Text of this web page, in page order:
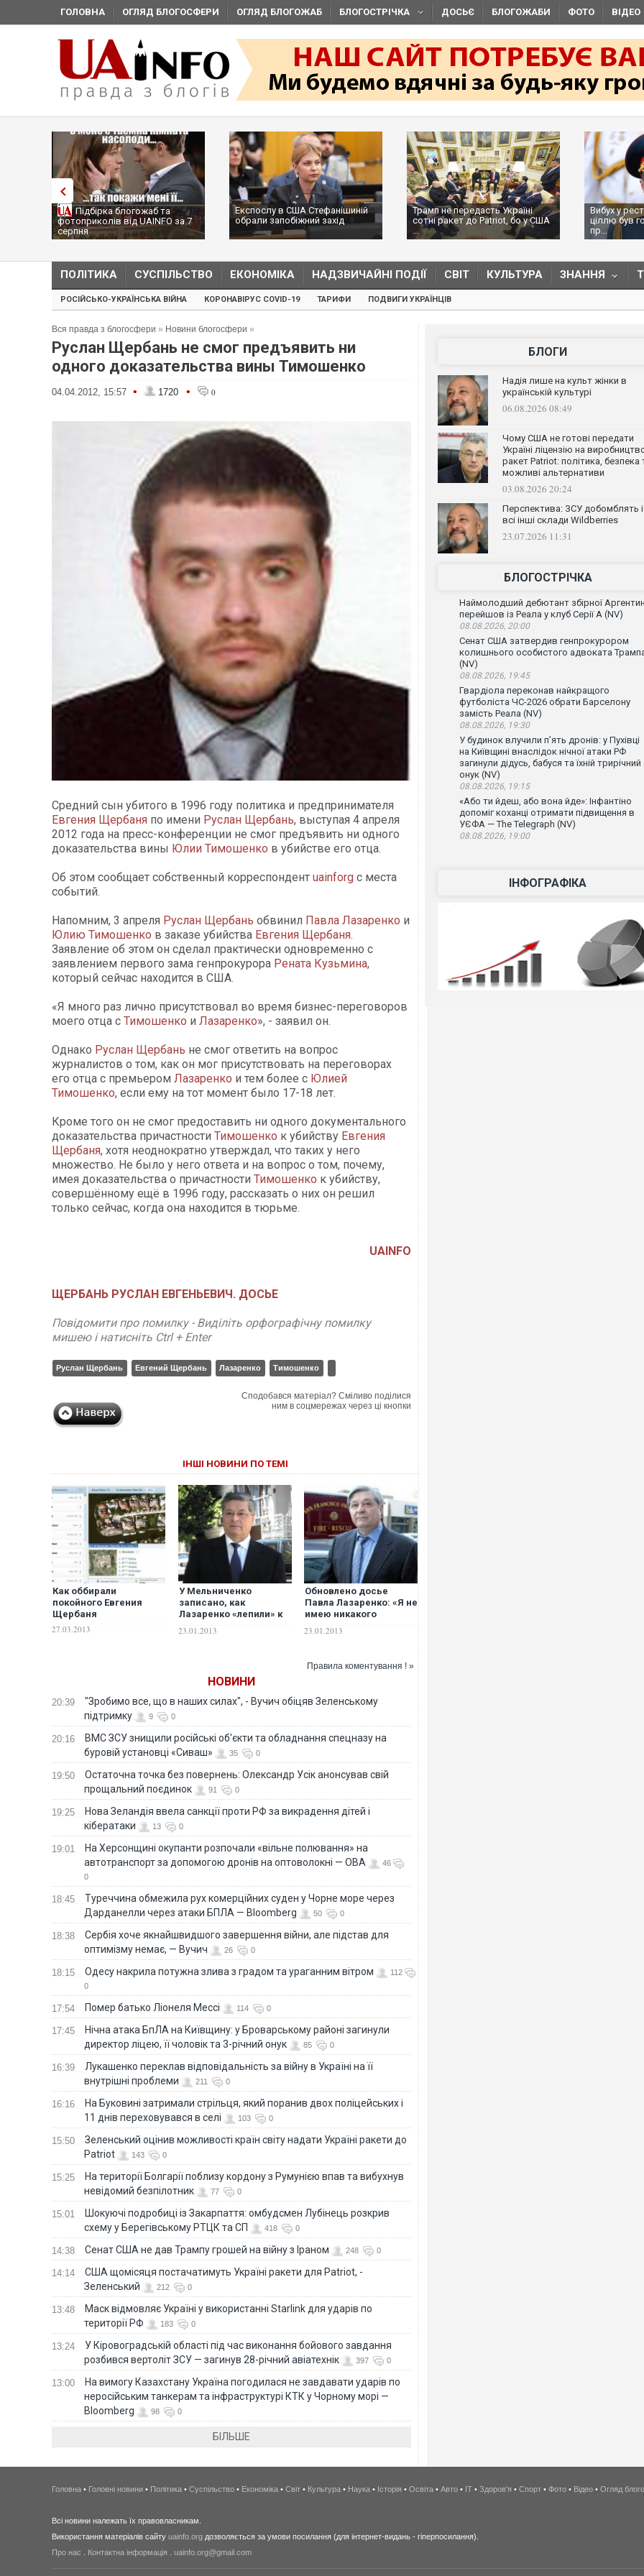
ГОЛОВНА ОГЛЯД БЛОГОСФЕРИ ОГЛЯД БЛОГОЖАБ БЛОГОСТРІЧКА ДОСЬЄ БЛОГОЖАБИ ФОТО ВІДЕО
Підбірка блогожаб та
фотоприколів від UAINFO за 7
серпня
Експослу в США Стефанішиній
обрали запобіжний захід
Трамп не передасть Україні
сотні ракет до Patriot, бо у США
...
Вибух у
ціллю був
пр...
ПОЛІТИКА СУСПІЛЬСТВО ЕКОНОМІКА НАДЗВИЧАЙНІ ПОДІЇ СВІТ КУЛЬТУРА ЗНАННЯ
РОСІЙСЬКО-УКРАЇНСЬКА ВІЙНА КОРОНАВІРУС COVID-19 ТАРИФИ ПОДВИГИ УКРАЇНЦІВ
Вся правда з блогосфери » Новини блогосфери »
Руслан Щербань не смог предъявить ни
одного доказательства вины Тимошенко
04.04.2012, 15:57 • 1720 • 0
Средний сын убитого в 1996 году политика и предпринимателя
Евгения Щербаня по имени Руслан Щербань, выступая 4 апреля
2012 года на пресс-конференции не смог предъявить ни одного
доказательства вины Юлии Тимошенко в убийстве его отца.
Об этом сообщает собственный корреспондент uainforg с места
событий.
Напомним, 3 апреля Руслан Щербань обвинил Павла Лазаренко и
Юлию Тимошенко в заказе убийства Евгения Щербаня.
Заявление об этом он сделал практически одновременно с
заявлением первого зама генпрокурора Рената Кузьмина,
который сейчас находится в США.
«Я много раз лично присутствовал во время бизнес-переговоров
моего отца с Тимошенко и Лазаренко», - заявил он.
Однако Руслан Щербань не смог ответить на вопрос
журналистов о том, как он мог присутствовать на переговорах
его отца с премьером Лазаренко и тем более с Юлией
Тимошенко, если ему на тот момент было 17-18 лет.
Кроме того он не смог предоставить ни одного документального
доказательства причастности Тимошенко к убийству Евгения
Щербаня, хотя неоднократно утверждал, что таких у него
множество. Не было у него ответа и на вопрос о том, почему,
имея доказательства о причастности Тимошенко к убийству,
совершённому ещё в 1996 году, рассказать о них он решил
только сейчас, когда она находится в тюрьме.
UAINFO
ЩЕРБАНЬ РУСЛАН ЕВГЕНЬЕВИЧ. ДОСЬЕ
Повідомити про помилку - Виділіть орфографічну помилку
мишею і натисніть Ctrl + Enter
Руслан Щербань Евгений Щербань Лазаренко Тимошенко
Сподобався матеріал? Сміливо поділися
ним в соцмережах через ці кнопки
ІНШІ НОВИНИ ПО ТЕМІ
Как оббирали
покойного Евгения
Щербаня
27.03.2013
У Мельниченко
записано, как
Лазаренко «лепили» к
23.01.2013
Обновлено досье
Павла Лазаренко: «Я не
имею никакого
Евгения Щербаня»
23.01.2013
Правила коментування ! »
НОВИНИ
20:39
"Зробимо все, що в наших силах", - Вучич обіцяв Зеленському
підтримку
9 0
20:16
ВМС ЗСУ знищили російські об'єкти та обладнання спецназу на
буровій установці «Сиваш»
35 0
19:50
Остаточна точка без повернень: Олександр Усік анонсував свій
прощальний поєдинок
91 0
19:25
Нова Зеландія ввела санкції проти РФ за викрадення дітей і
кібератаки
13 0
19:01
На Херсонщині окупанти розпочали «вільне полювання» на
автотранспорт за допомогою дронів на оптоволокні — ОВА
46
0
18:45
Туреччина обмежила рух комерційних суден у Чорне море через
Дарданелли через атаки БПЛА — Bloomberg
50 0
18:38
Сербія хоче якнайшвидшого завершення війни, але підстав для
оптимізму немає, — Вучич
26 0
18:15 Одесу накрила потужна злива з градом та ураганним вітром
112
0
17:54 Помер батько Ліонеля Мессі 114 0
17:45
Нічна атака БпЛА на Київщину: у Броварському районі загинули
директор ліцею, її чоловік та 3-річний онук
85 0
16:39
Лукашенко переклав відповідальність за війну в Україні на її
внутрішні проблеми
211 0
16:16
На Буковині затримали стрільця, який поранив двох поліцейських і
11 днів переховувався в селі
103 0
15:50
Зеленський оцінив можливості країн світу надати Україні ракети до
Patriot
143 0
15:25
На території Болгарії поблизу кордону з Румунією впав та вибухнув
невідомий безпілотник
77 0
15:01
Шокуючі подробиці із Закарпаття: омбудсмен Лубінець розкрив
схему у Берегівському РТЦК та СП
418 0
14:38 Сенат США не дав Трампу грошей на війну з Іраном 248 0
14:14
США щомісяця постачатимуть Україні ракети для Patriot, -
Зеленський
212 0
13:48
Маск відмовляє Україні у використанні Starlink для ударів по
території РФ
183 0
13:24
У Кіровоградській області під час виконання бойового завдання
розбився вертоліт ЗСУ — загинув 28-річний авіатехнік
397 0
13:00
На вимогу Казахстану Україна погодилася не завдавати ударів по
неросійським танкерам та інфраструктурі КТК у Чорному морі —
Bloomberg
98 0
БІЛЬШЕ
БЛОГИ
Надія лише на культ жінки в
українській культурі
06.08.2026 08:49
Чому США не готові передати
Україні ліцензію на
ракет Patriot: політика, безпека
можливі альтернативи
03.08.2026 20:24
Перспектива: ЗСУ добомблять і
всі інші склади Wildberries
23.07.2026 11:31
БЛОГОСТРІЧКА
Наймолодший дебютант збірної
перейшов із Реала у клуб Серії А (NV)
08.08.2026, 20:00
Сенат США затвердив генпрокурором
колишнього особистого адвоката
(NV)
08.08.2026, 19:45
Гвардіола переконав найкращого
футболіста ЧС-2026 обрати Барселону
замість Реала (NV)
08.08.2026, 19:30
У будинок влучили п’ять дронів: у Пухівці
на Київщині внаслідок нічної атаки РФ
загинули дідусь, бабуся та їхній трирічний
онук (NV)
08.08.2026, 19:15
«Або ти йдеш, або вона йде»: Інфантіно
допоміг коханці отримати підвищення в
УЄФА — The Telegraph (NV)
08.08.2026, 19:00
ІНФОГРАФІКА
Головна • Головні новини • Політика • Суспільство • Економіка • Світ • Культура • Наука • Історія • Освіта • Авто • IT • Здоров'я • Спорт • Фото • Відео • Огляд
Всі новини належать їх правовласникам.
Використання матеріалів сайту uainfo.org дозволяється за умови посилання (для інтернет-видань - гіперпосилання).
Про нас
Контактна інформація uainfo.org@gmail.com